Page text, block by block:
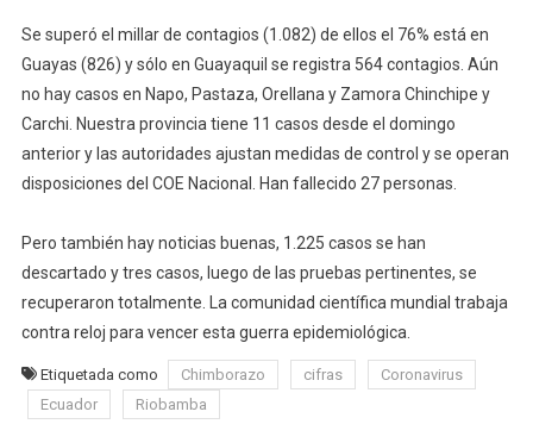
Se superó el millar de contagios (1.082) de ellos el 76% está en
Guayas (826) y sólo en Guayaquil se registra 564 contagios. Aún
no hay casos en Napo, Pastaza, Orellana y Zamora Chinchipe y
Carchi. Nuestra provincia tiene 11 casos desde el domingo
anterior y las autoridades ajustan medidas de control y se operan
disposiciones del COE Nacional. Han fallecido 27 personas.
Pero también hay noticias buenas, 1.225 casos se han
descartado y tres casos, luego de las pruebas pertinentes, se
recuperaron totalmente. La comunidad científica mundial trabaja
contra reloj para vencer esta guerra epidemiológica.
Etiquetada como Chimborazo cifras
Coronavirus
Ecuador
Riobamba